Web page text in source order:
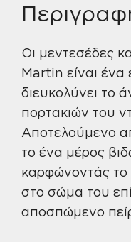
Οι μεντεσέδες
Martin είναι
διευκολύνει το
πορτακιών του
Αποτελούμενο
το ένα μέρος
καρφώνοντάς το
στο σώμα του
αποσπώμενο